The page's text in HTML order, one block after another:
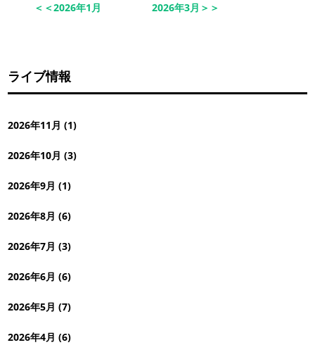
＜＜2026年1月 2026年3月＞＞
ライブ情報
2026年11月 (1)
2026年10月 (3)
2026年9月 (1)
2026年8月 (6)
2026年7月 (3)
2026年6月 (6)
2026年5月 (7)
2026年4月 (6)